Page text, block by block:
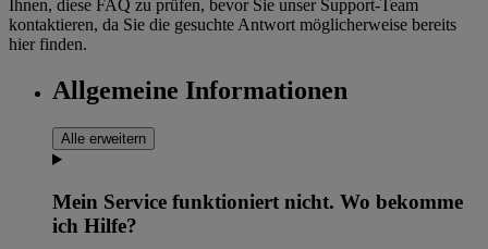
Ihnen, diese FAQ zu prüfen, bevor Sie unser Support-Team
kontaktieren, da Sie die gesuchte Antwort möglicherweise bereits
hier finden.
Allgemeine Informationen
Alle erweitern
Mein Service funktioniert nicht. Wo bekomme
ich Hilfe?